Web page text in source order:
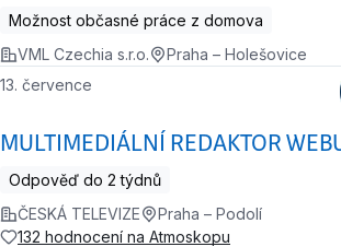
Možnost občasné práce z domova
VML Czechia s.r.o.
Praha – Holešovice
MULTIMEDIÁLNÍ REDAKTOR
13. července
Odpověď do 2 týdnů
ČESKÁ TELEVIZE
Praha – Podolí
132 hodnocení na Atmoskopu